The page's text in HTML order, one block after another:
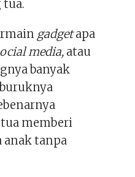
tua.
gadgetapa
media, atau
banyak
memberi
anak tanpa